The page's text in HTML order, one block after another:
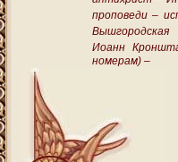
проповеди –
Иоанн
номерам) –